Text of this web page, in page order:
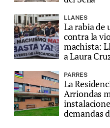
LLANES
La rabia de
contra la
machista:
a Laura
PARRES
La
Arriondas
demandas